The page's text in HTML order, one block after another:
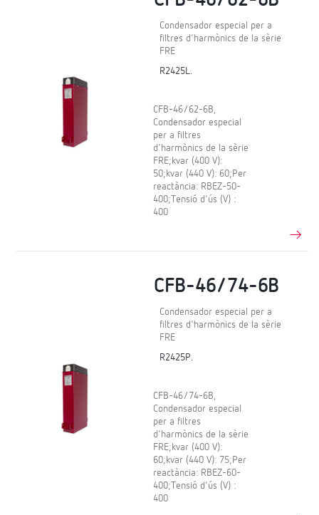
Condensador especial per a
filtres d'harmònics de la sèrie
FRE
R2425L.
CFB-46/62-6B,
Condensador especial
per a filtres
d'harmònics de la sèrie
FRE;kvar (400 V):
50;kvar (440 V): 60;Per
reactància: RBEZ-50-
400;Tensió d'ús (V) :
400
CFB-46/74-6B
Condensador especial per a
filtres d'harmònics de la sèrie
FRE
R2425P.
CFB-46/74-6B,
Condensador especial
per a filtres
d'harmònics de la sèrie
FRE;kvar (400 V):
60;kvar (440 V): 75;Per
reactància: RBEZ-60-
400;Tensió d'ús (V) :
400